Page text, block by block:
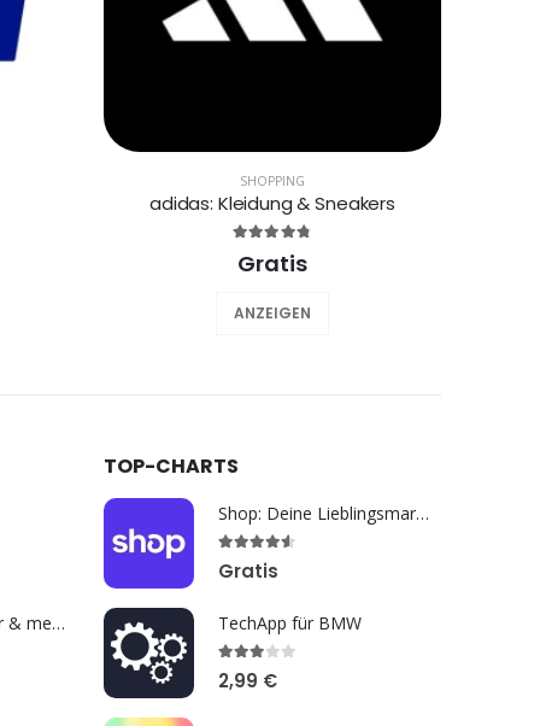
SHOPPING
adidas: Kleidung & Sneakers
Gratis
ANZEIGEN
medimops: Bücher & mehr kaufen
TOP-CHARTS
Shop: Deine Lieblingsmarken
Gratis
TechApp für BMW
2,99 €